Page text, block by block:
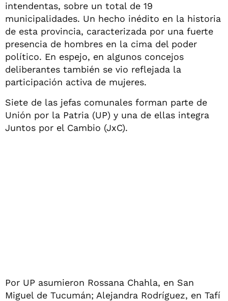
intendentas, sobre un total de 19
municipalidades. Un hecho inédito en la historia
de esta provincia, caracterizada por una fuerte
presencia de hombres en la cima del poder
político. En espejo, en algunos concejos
deliberantes también se vio reflejada la
participación activa de mujeres.
Siete de las jefas comunales forman parte de
Unión por la Patria (UP) y una de ellas integra
Juntos por el Cambio (JxC).
Por UP asumieron Rossana Chahla, en San
Miguel de Tucumán; Alejandra Rodríguez, en Tafí